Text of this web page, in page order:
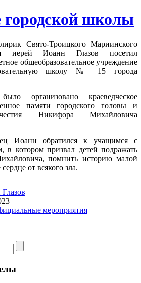
городской школы
Свято-Троицкого Мариинского
иерей Иоанн Глазов посетил
общеобразовательное учреждение
школу № 15 города
организовано краеведческое
памяти городского головы и
Никифора Михайловича
Иоанн обратился к учащимся с
в котором призвал детей подражать
помнить историю малой
от всякого зла.
мероприятия